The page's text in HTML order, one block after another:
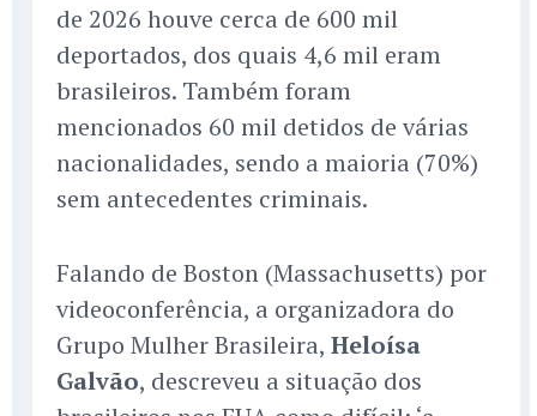
de 2026 houve cerca de 600 mil
deportados, dos quais 4,6 mil eram
brasileiros. Também foram
mencionados 60 mil detidos de várias
nacionalidades, sendo a maioria (70%)
sem antecedentes criminais.
Falando de Boston (Massachusetts) por
videoconferência, a organizadora do
Grupo Mulher Brasileira, Heloísa
Galvão, descreveu a situação dos